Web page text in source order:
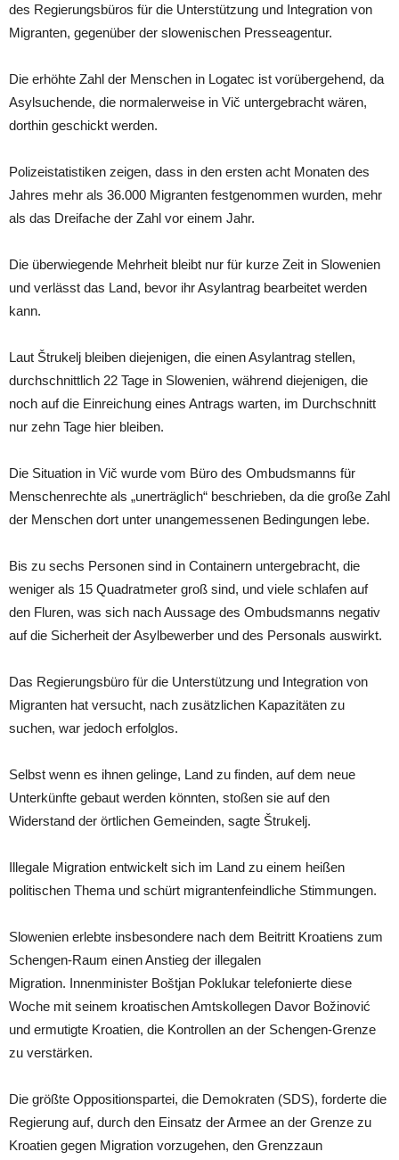
des Regierungsbüros für die Unterstützung und Integration von
Migranten, gegenüber der slowenischen Presseagentur.
Die erhöhte Zahl der Menschen in Logatec ist vorübergehend, da
Asylsuchende, die normalerweise in Vič untergebracht wären,
dorthin geschickt werden.
Polizeistatistiken zeigen, dass in den ersten acht Monaten des
Jahres mehr als 36.000 Migranten festgenommen wurden, mehr
als das Dreifache der Zahl vor einem Jahr.
Die überwiegende Mehrheit bleibt nur für kurze Zeit in Slowenien
und verlässt das Land, bevor ihr Asylantrag bearbeitet werden
kann.
Laut Štrukelj bleiben diejenigen, die einen Asylantrag stellen,
durchschnittlich 22 Tage in Slowenien, während diejenigen, die
noch auf die Einreichung eines Antrags warten, im Durchschnitt
nur zehn Tage hier bleiben.
Die Situation in Vič wurde vom Büro des Ombudsmanns für
Menschenrechte als „unerträglich“ beschrieben, da die große Zahl
der Menschen dort unter unangemessenen Bedingungen lebe.
Bis zu sechs Personen sind in Containern untergebracht, die
weniger als 15 Quadratmeter groß sind, und viele schlafen auf
den Fluren, was sich nach Aussage des Ombudsmanns negativ
auf die Sicherheit der Asylbewerber und des Personals auswirkt.
Das Regierungsbüro für die Unterstützung und Integration von
Migranten hat versucht, nach zusätzlichen Kapazitäten zu
suchen, war jedoch erfolglos.
Selbst wenn es ihnen gelinge, Land zu finden, auf dem neue
Unterkünfte gebaut werden könnten, stoßen sie auf den
Widerstand der örtlichen Gemeinden, sagte Štrukelj.
Illegale Migration entwickelt sich im Land zu einem heißen
politischen Thema und schürt migrantenfeindliche Stimmungen.
Slowenien erlebte insbesondere nach dem Beitritt Kroatiens zum
Schengen-Raum einen Anstieg der illegalen
Migration. Innenminister Boštjan Poklukar telefonierte diese
Woche mit seinem kroatischen Amtskollegen Davor Božinović
und ermutigte Kroatien, die Kontrollen an der Schengen-Grenze
zu verstärken.
Die größte Oppositionspartei, die Demokraten (SDS), forderte die
Regierung auf, durch den Einsatz der Armee an der Grenze zu
Kroatien gegen Migration vorzugehen, den Grenzzaun